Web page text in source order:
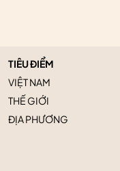
TIÊU ĐIỂM
VIỆT NAM
THẾ GIỚI
ĐỊA PHƯƠNG